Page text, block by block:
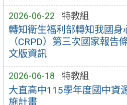
2026-06-22 特教組
轉知衛生福利部轉知我國身
（CRPD）第三次國家報告
文版資訊
2026-06-18 特教組
大直高中115學年度國中資
施計畫